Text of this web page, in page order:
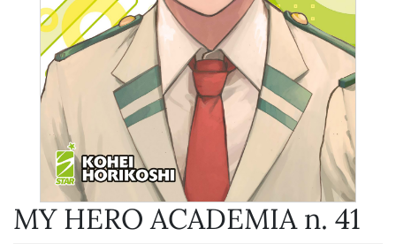
MY HERO ACADEMIA n. 41